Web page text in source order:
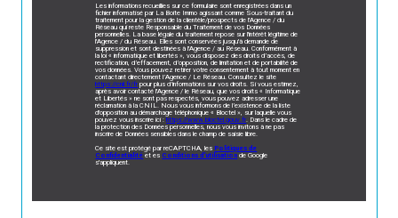
Les informations recueillies sur ce formulaire sont enregistrées dans un
fichier informatisé par La Boite Immo agissant comme Sous-traitant du
traitement pour la gestion de la clientèle/prospects de l'Agence / du
Réseau qui reste Responsable du Traitement de vos Données
personnelles. La base légale du traitement repose sur l'intérêt légitime de
l'Agence / du Réseau. Elles sont conservées jusqu'à demande de
suppression et sont destinées à l'Agence / au Réseau. Conformément à
la loi « informatique et libertés », vous disposez des droits d’accès, de
rectification, d’effacement, d’opposition, de limitation et de portabilité de
vos données. Vous pouvez retirer votre consentement à tout moment en
contactant directement l’Agence / Le Réseau. Consultez le site
https://cnil.fr/fr pour plus d’informations sur vos droits. Si vous estimez,
après avoir contacté l'Agence / le Réseau, que vos droits « Informatique
et Libertés » ne sont pas respectés, vous pouvez adresser une
réclamation à la CNIL. Nous vous informons de l’existence de la liste
d'opposition au démarchage téléphonique « Bloctel », sur laquelle vous
pouvez vous inscrire ici :https://www.bloctel.gouv.fr. Dans le cadre de
la protection des Données personnelles, nous vous invitons à ne pas
inscrire de Données sensibles dans le champ de saisie libre.
Ce site est protégé par reCAPTCHA, lesPolitiques de
Confidentialité et es Conditions d'utilisation de Google
s'appliquent.